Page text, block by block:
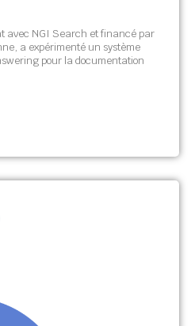
avec NGI Search et financé par
a expérimenté un système
pour la documentation